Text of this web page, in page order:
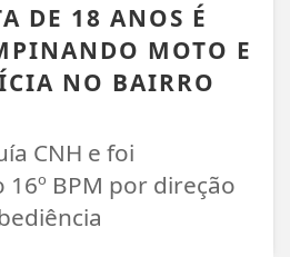
DE 18 ANOS É
MOTO E
NO BAIRRO
CNH e foi
BPM por direção